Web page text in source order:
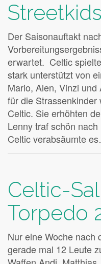
Der Saisonauftakt
erwartet. Celtic
stark unterstützt von
Mario, Alen, Vinzi
für die
Celtic. Sie erhöhten
Lenny traf schön
Celtic verabsäumte
Celtic-
Torpedo
Nur eine Woche nach
gerade mal 12 Leute